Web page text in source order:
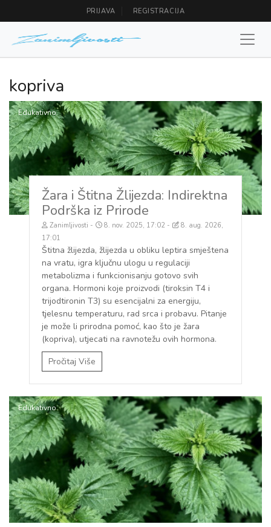
PRIJAVA REGISTRACIJA
kopriva
Edukativno
Žara i Štitna Žlijezda: Indirektna
Podrška iz Prirode
Zanimljivosti 8. nov. 2025, 17:02
8. aug. 2026,
17:01
Štitna žlijezda, žlijezda u obliku leptira smještena
na vratu, igra ključnu ulogu u regulaciji
metabolizma i funkcionisanju gotovo svih
organa. Hormoni koje proizvodi (tiroksin T4 i
trijodtironin T3) su esencijalni za energiju,
tjelesnu temperaturu, rad srca i probavu. Pitanje
je može li prirodna pomoć, kao što je žara
(kopriva), utjecati na ravnotežu ovih hormona.
Pročitaj Više
Edukativno